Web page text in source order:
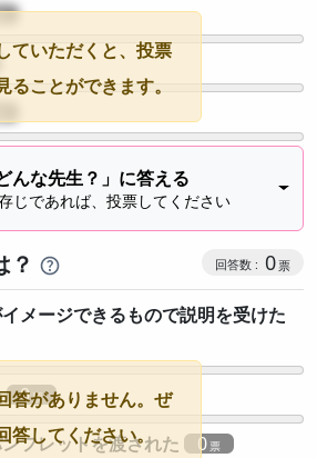
んな先生？」に答える
じであれば、投票してください
ていただくと、投票
ることができます。
？ 0
メージできるもので説明を受けた
0
フレットを渡された
0
答がありません。ぜ
答してください。